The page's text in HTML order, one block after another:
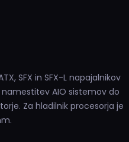
SFX in SFX-L napajalnikov
AIO sistemov do
Za hladilnik procesorja je